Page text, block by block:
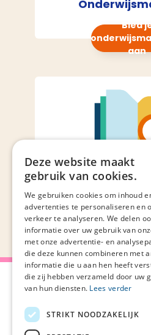
Bied
aan
Bij- en
Bied je
aan
Over Palliaweb
Deze website maakt
gebruik van cookies.
We gebruiken cookies om inhoud
advertenties te personaliseren en
verkeer te analyseren. We delen
informatie over uw gebruik van
met onze advertentie- en
die deze kunnen combineren met
informatie die u aan hen heeft
die zij hebben verzameld door uw
van hun diensten. Lees verder
STRIKT NOODZAKELIJK